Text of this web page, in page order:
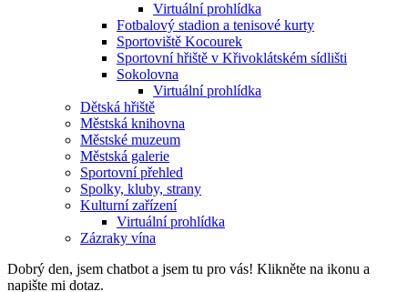
Virtuální prohlídka
Fotbalový stadion a tenisové kurty
Sportoviště Kocourek
Sportovní hřiště v Křivoklátském sídlišti
Sokolovna
Virtuální prohlídka
Dětská hřiště
Městská knihovna
Městské muzeum
Městská galerie
Sportovní přehled
Spolky, kluby, strany
Kulturní zařízení
Virtuální prohlídka
Zázraky vína
Dobrý den, jsem chatbot a jsem tu pro vás! Klikněte na ikonu a
napište mi dotaz.